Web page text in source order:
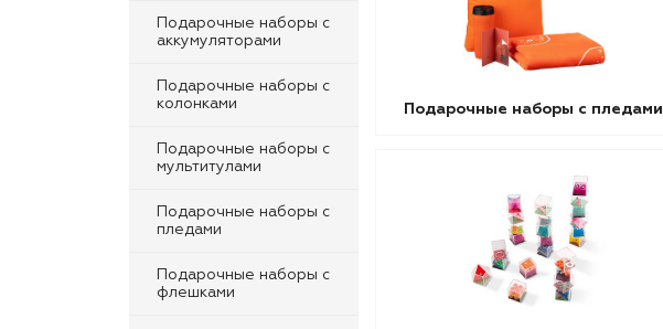
Подарочные наборы с
аккумуляторами
Подарочные наборы с
колонками
Подарочные наборы с
мультитулами
Подарочные наборы с
пледами
Подарочные наборы с
флешками
Подарочные наборы с пледами